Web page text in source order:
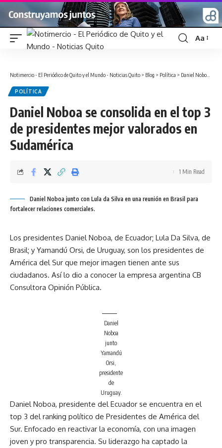
Font
Aa
Notimercio - El Periódico de Quito y el Mundo - Noticias Quito > Blog > Política > Daniel Noboa se consolida en el top 3 de presidentes mejor valorados en Sudamérica
POLÍTICA
Daniel Noboa se consolida en el top 3
de presidentes mejor valorados en
Sudamérica
1 Min Read
Daniel Noboa junto con Lula da Silva en una reunión en Brasil para
fortalecer relaciones comerciales.
Los presidentes Daniel Noboa, de Ecuador; Lula Da Silva, de
Brasil; y Yamandú Orsi, de Uruguay, son los presidentes de
América del Sur que mejor imagen tienen ante sus
ciudadanos. Así lo dio a conocer la empresa argentina CB
Consultora Opinión Pública.
Daniel
Noboa
junto
Yamandú
Orsi,
presidente
de
Uruguay.
Daniel Noboa, presidente del Ecuador se encuentra en el
top 3 del ranking político de Presidentes de América del
Sur. Enfocado en reactivar la economía, con una imagen
joven y pro transparencia. Su liderazgo ha captado la